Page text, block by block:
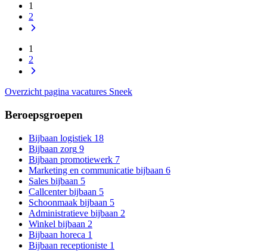
1
2
1
2
Overzicht pagina vacatures Sneek
Beroepsgroepen
Bijbaan logistiek 18
Bijbaan zorg 9
Bijbaan promotiewerk 7
Marketing en communicatie bijbaan 6
Sales bijbaan 5
Callcenter bijbaan 5
Schoonmaak bijbaan 5
Administratieve bijbaan 2
Winkel bijbaan 2
Bijbaan horeca 1
Bijbaan receptioniste 1